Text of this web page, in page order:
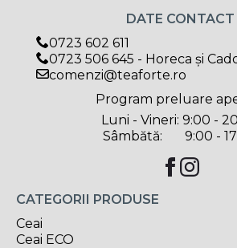
CATEGORII PRODUSE
Ceai
Ceai ECO
DATE CONTACT
0723 602 611
0723 506 645 - Horeca și
comenzi@teaforte.ro
Program preluare
Luni - Vineri: 9:00 -
Sâmbătă: 9:00 -